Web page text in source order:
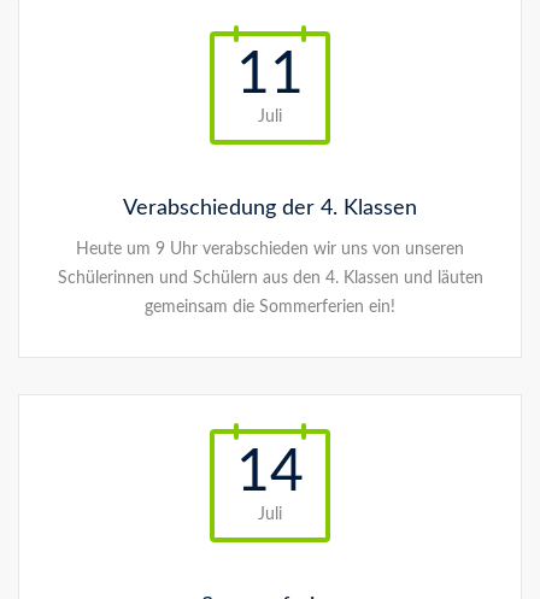
11
Juli
Verabschiedung der 4. Klassen
Heute um 9 Uhr verabschieden wir uns von unseren
Schülerinnen und Schülern aus den 4. Klassen und läuten
gemeinsam die Sommerferien ein!
14
Juli